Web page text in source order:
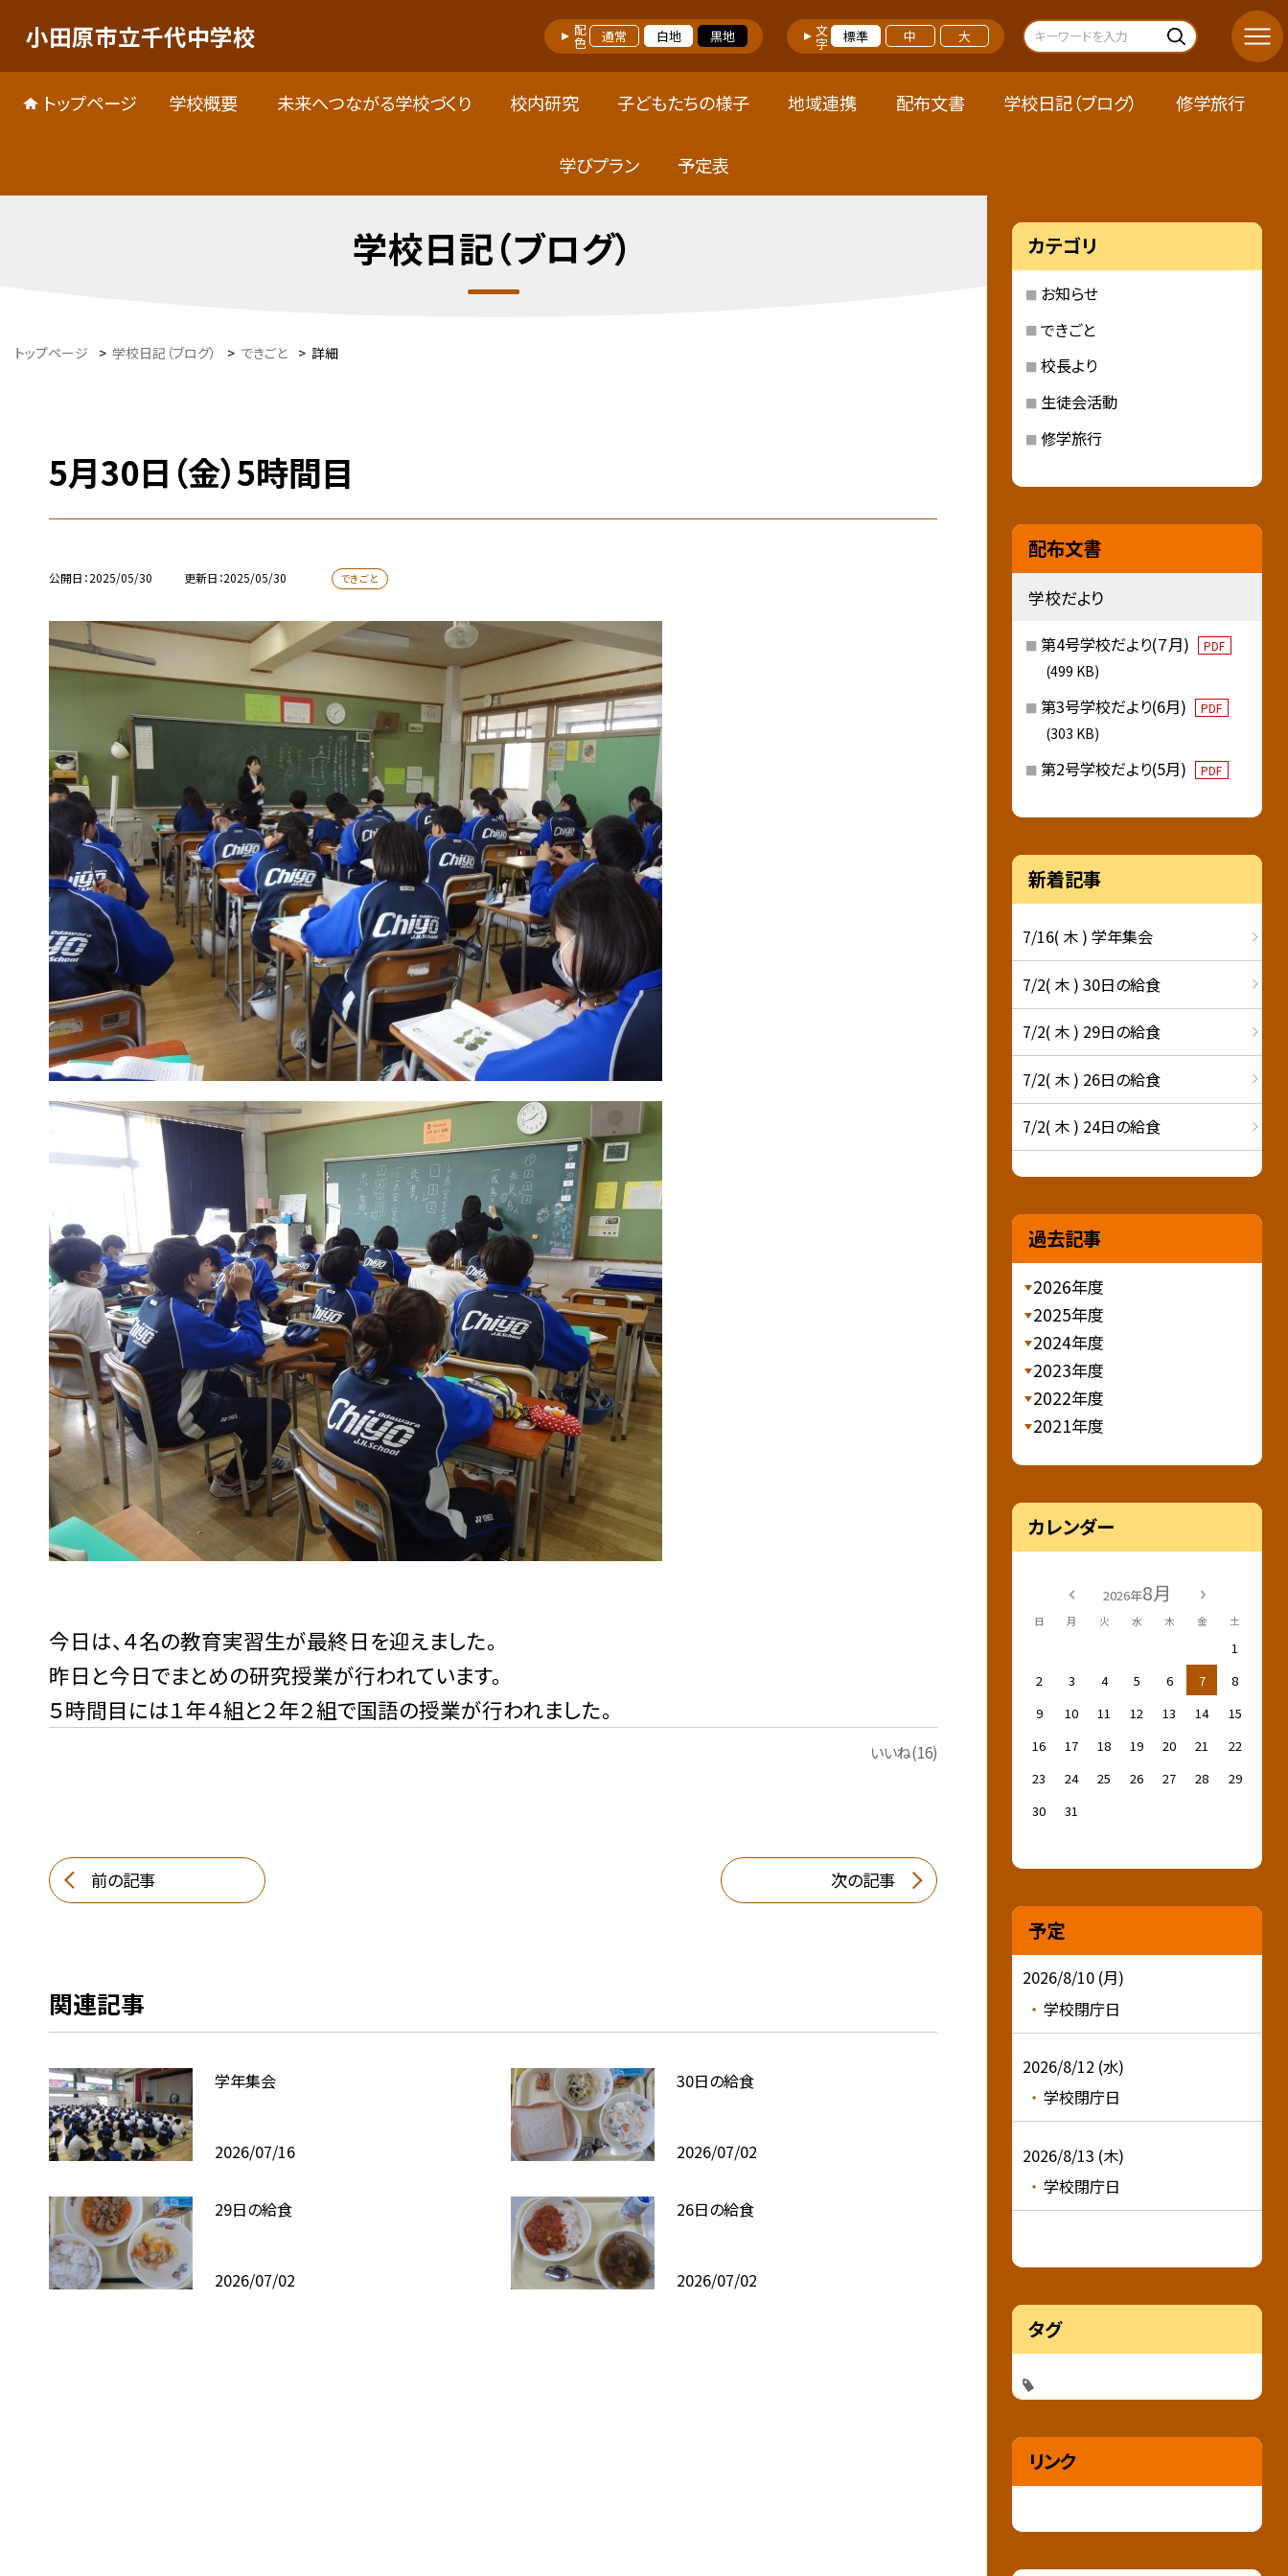
小田原市立千代中学校 配色 通常 白地 黒地 文字 標準 中 大
トップページ 学校概要 未来へつながる学校づくり 校内研究 子どもたちの様子 地域連携 配布文書 学校日記（ブログ） 修学旅行
学びプラン 予定表
学校日記（ブログ）
トップページ > 学校日記（ブログ） > できごと > 詳細
5月30日（金）5時間目
公開日 2025/05/30 更新日 2025/05/30 できごと
今日は、４名の教育実習生が最終日を迎えました。
昨日と今日でまとめの研究授業が行われています。
５時間目には１年４組と２年２組で国語の授業が行われました。
いいね(16)
前の記事 次の記事
関連記事
学年集会
2026/07/16
30日の給食
2026/07/02
29日の給食
2026/07/02
26日の給食
2026/07/02
カテゴリ
お知らせ
できごと
校長より
生徒会活動
修学旅行
配布文書
学校だより
第4号学校だより(７月) PDF
(499 KB)
第3号学校だより(6月) PDF
(303 KB)
第2号学校だより(5月) PDF
新着記事
7/16( 木 ) 学年集会
7/2( 木 ) 30日の給食
7/2( 木 ) 29日の給食
7/2( 木 ) 26日の給食
7/2( 木 ) 24日の給食
過去記事
2026年度
2025年度
2024年度
2023年度
2022年度
2021年度
カレンダー
2026年8月
日 月 火 水 木 金 土
1
2
3 4 5 6 7
8
9
10 11 12 13 14
15
16
17 18 19 20 21
22
23
24 25 26 27 28
29
30
31
予定
2026/8/10 (月)
学校閉庁日
2026/8/12 (水)
学校閉庁日
2026/8/13 (木)
学校閉庁日
タグ
リンク